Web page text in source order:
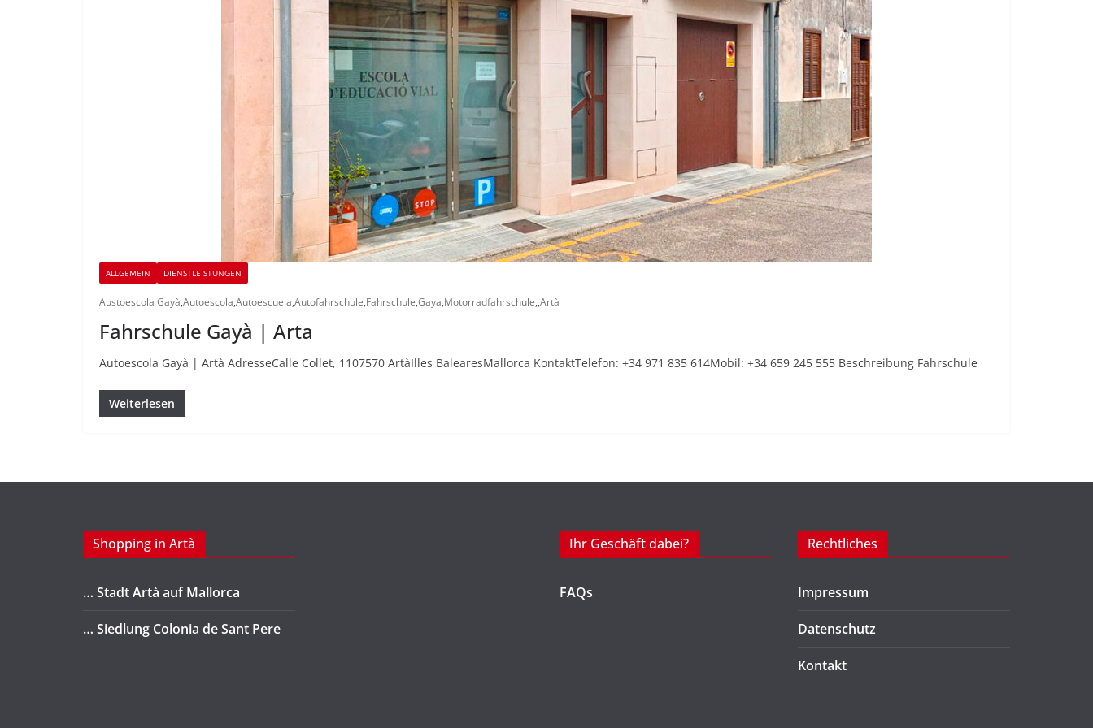
ALLGEMEIN DIENSTLEISTUNGEN
Austoescola Gayà,Autoescola,Autoescuela,Autofahrschule,Fahrschule,Gaya,Motorradfahrschule,,Artà
Fahrschule Gayà | Arta
Autoescola Gayà | Artà AdresseCalle Collet, 1107570 ArtàIlles BalearesMallorca KontaktTelefon: +34 971 835 614Mobil: +34 659 245 555 Beschreibung Fahrschule
Weiterlesen
Shopping in Artà
… Stadt Artà auf Mallorca
… Siedlung Colonia de Sant Pere
Ihr Geschäft dabei?
FAQs
Rechtliches
Impressum
Datenschutz
Kontakt